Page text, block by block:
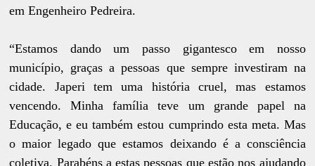
em Engenheiro Pedreira.
“Estamos dando um passo gigantesco em nosso
município, graças a pessoas que sempre investiram na
cidade. Japeri tem uma história cruel, mas estamos
vencendo. Minha família teve um grande papel na
Educação, e eu também estou cumprindo esta meta. Mas
o maior legado que estamos deixando é a consciência
coletiva. Parabéns a estas pessoas que estão nos ajudando